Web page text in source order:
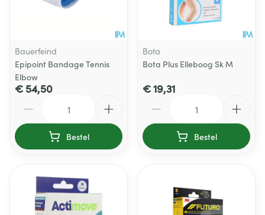
Bauerfeind
Epipoint Bandage Tennis
Elbow
€ 54,50
Bestel
Bota
Bota Plus Elleboog Sk M
€ 19,31
Bestel